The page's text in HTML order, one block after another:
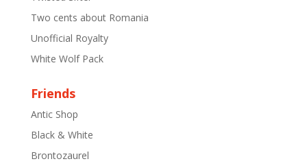
Two cents about Romania
Unofficial Royalty
White Wolf Pack
Friends
Antic Shop
Black & White
Brontozaurel